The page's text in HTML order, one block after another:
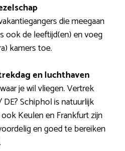
die meegaan
ook de leeftijd(en) en voeg
kamers toe.
en luchthaven
je wil vliegen. Vertrek
Schiphol is natuurlijk
Keulen en Frankfurt zijn
en goed te bereiken